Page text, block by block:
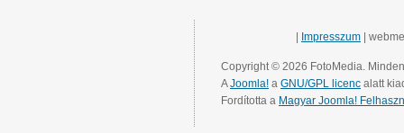
Impresszum |
Copyright © 2026 FotoMedia.
AJoomla! a GNU/GPL licenc alatt
Fordította a Magyar Joomla!